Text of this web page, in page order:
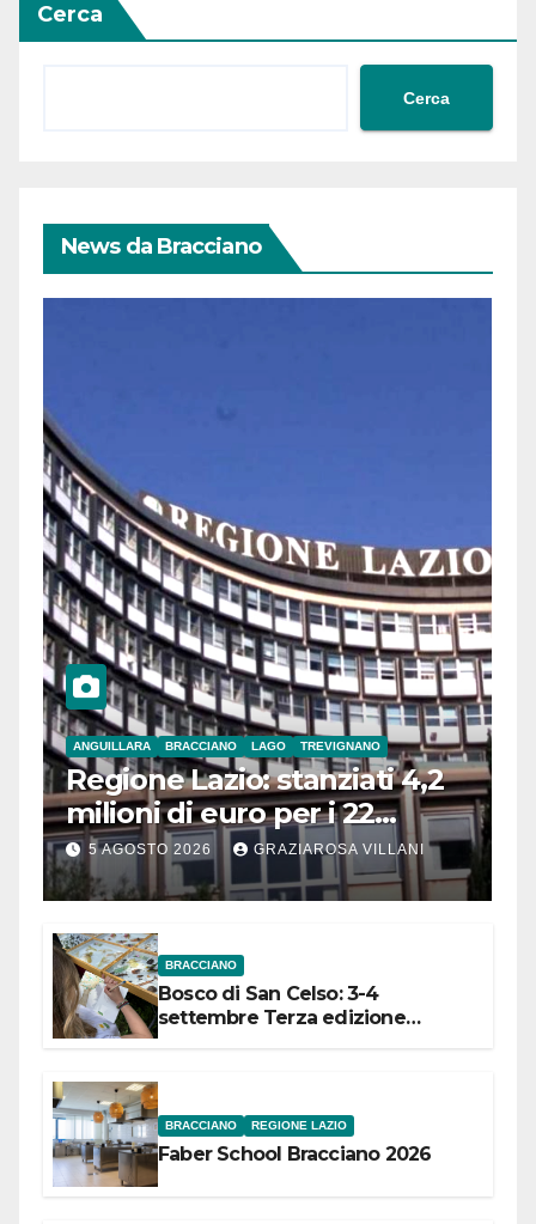
Cerca
Cerca
News da Bracciano
ANGUILLARA BRACCIANO LAGO TREVIGNANO
Regione Lazio: stanziati 4,2
milioni di euro per i 22
Comuni dell’Etruria
Meridionale
5 AGOSTO 2026 GRAZIAROSA VILLANI
BRACCIANO
Bosco di San Celso: 3-4
settembre Terza edizione
BRACCIANO REGIONE LAZIO
Faber School Bracciano 2026